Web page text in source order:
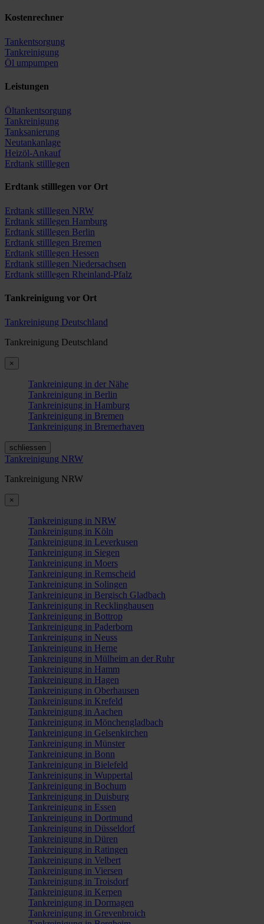
Kostenrechner
Tankentsorgung
Tankreinigung
Öl umpumpen
Leistungen
Öltankentsorgung
Tankreinigung
Tanksanierung
Neutankanlage
Heizöl-Ankauf
Erdtank stilllegen
Erdtank stilllegen vor Ort
Erdtank stilllegen NRW
Erdtank stilllegen Hamburg
Erdtank stilllegen Berlin
Erdtank stilllegen Bremen
Erdtank stilllegen Hessen
Erdtank stilllegen Niedersachsen
Erdtank stilllegen Rheinland-Pfalz
Tankreinigung vor Ort
Tankreinigung Deutschland
Tankreinigung Deutschland
×
Tankreinigung in der Nähe
Tankreinigung in Berlin
Tankreinigung in Hamburg
Tankreinigung in Bremen
Tankreinigung in Bremerhaven
schliessen
Tankreinigung NRW
Tankreinigung NRW
×
Tankreinigung in NRW
Tankreinigung in Köln
Tankreinigung in Leverkusen
Tankreinigung in Siegen
Tankreinigung in Moers
Tankreinigung in Remscheid
Tankreinigung in Solingen
Tankreinigung in Bergisch Gladbach
Tankreinigung in Recklinghausen
Tankreinigung in Bottrop
Tankreinigung in Paderborn
Tankreinigung in Neuss
Tankreinigung in Herne
Tankreinigung in Mülheim an der Ruhr
Tankreinigung in Hamm
Tankreinigung in Hagen
Tankreinigung in Oberhausen
Tankreinigung in Krefeld
Tankreinigung in Aachen
Tankreinigung in Mönchengladbach
Tankreinigung in Gelsenkirchen
Tankreinigung in Münster
Tankreinigung in Bonn
Tankreinigung in Bielefeld
Tankreinigung in Wuppertal
Tankreinigung in Bochum
Tankreinigung in Duisburg
Tankreinigung in Essen
Tankreinigung in Dortmund
Tankreinigung in Düsseldorf
Tankreinigung in Düren
Tankreinigung in Ratingen
Tankreinigung in Velbert
Tankreinigung in Viersen
Tankreinigung in Troisdorf
Tankreinigung in Kerpen
Tankreinigung in Dormagen
Tankreinigung in Grevenbroich